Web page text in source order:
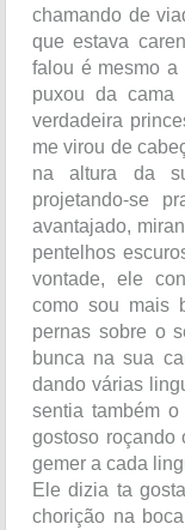
chamando de
que estava
falou é mesmo a
puxou da
verdadeira
me virou de
na altura da
projetando-se
avantajado,
pentelhos
vontade, ele
como sou mais
pernas sobre o
bunca na sua
dando várias
sentia também
gostoso roçando
gemer a cada
Ele dizia ta
chorição na